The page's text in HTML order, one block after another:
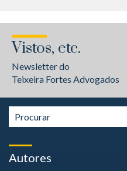
Vistos, etc.
Newsletter do
Teixeira Fortes Advogados
Autores